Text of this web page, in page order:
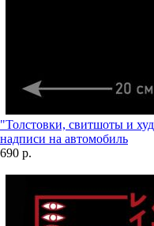
"Толстовки, свитшоты и
надписи на автомобиль
690 р.